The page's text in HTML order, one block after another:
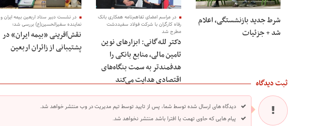
شرط جدید بازنشستگی، اعلام
شد + جزئیات
در مراسم امضای تفاهم‌نامه همکاری بانک
رفاه کارگران با شرکت فولاد سفیددشت
مطرح شد
دکتر للـه‌گانی: ابزارهای نوین
تامین مالی، منابع بانکی را
هدفمندتر به سمت بنگاه‌های
اقتصادی هدایت می‌کند
در نشست دبیر ستاد اربعین بیمه ایران و
نماینده سفیرالحسین(ع) بررسی شد؛
نقش‌آفرینی «بیمه ایران» در
پشتیبانی از زائران اربعین
ثبت دیدگاه
دیدگاه های ارسال شده توسط شما، پس از تایید توسط تیم مدیریت در وب منتشر خواهد شد.
پیام هایی که حاوی تهمت یا افترا باشد منتشر نخواهد شد.